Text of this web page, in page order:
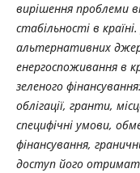
вирішення проблеми
стабільності в
альтернативних
енергоспоживання в
зеленого
облігації, гранти,
специфічні умови,
фінансування,
доступ його